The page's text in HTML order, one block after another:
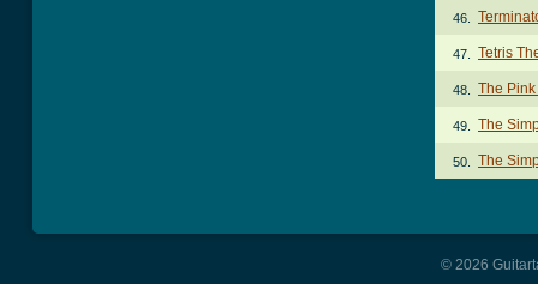
46.
47. Tetris
48. The
49. The
50. The
© 2026